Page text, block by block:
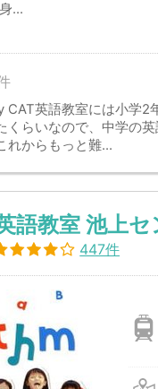
...
CAT英語教室には小学2
くらいなので、中学の
れからもっと難...
語教室 池上セ
447件